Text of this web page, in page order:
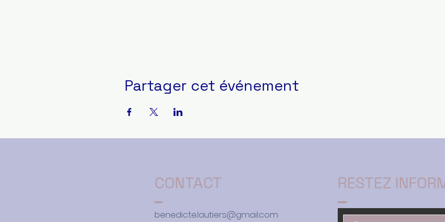
Partager cet événement
CONTACT
benedicte.lautiers@gmail.com
RESTEZ